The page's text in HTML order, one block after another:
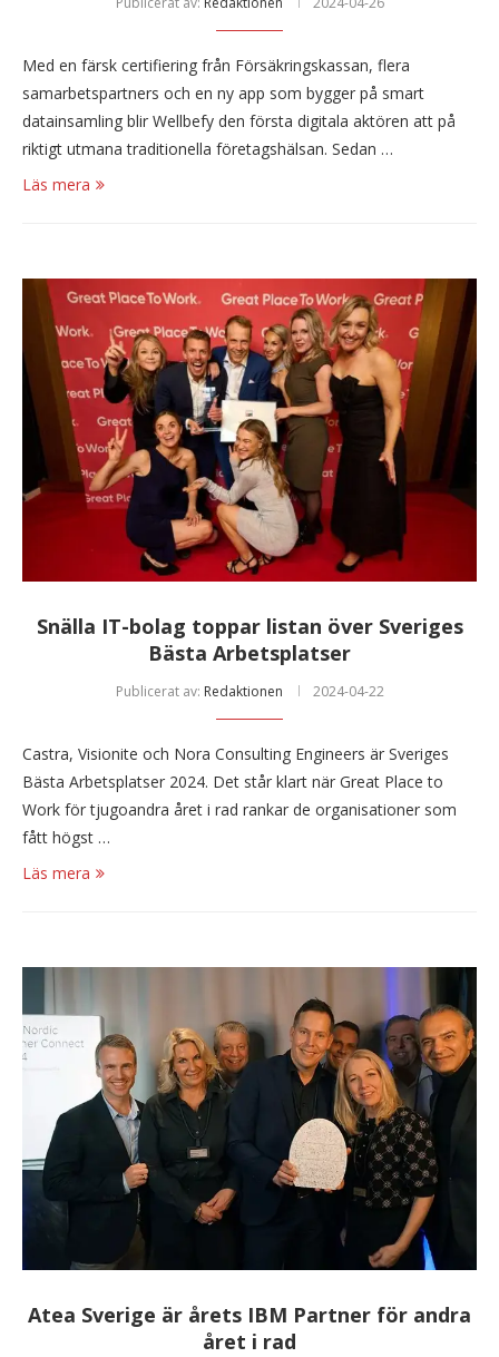
Med en färsk certifiering från Försäkringskassan, flera
samarbetspartners och en ny app som bygger på smart
datainsamling blir Wellbefy den första digitala aktören att på
riktigt utmana traditionella företagshälsan. Sedan …
Läs mera
Snälla IT-bolag toppar listan över Sveriges
Bästa Arbetsplatser
Publicerat av: Redaktionen 2024-04-22
Castra, Visionite och Nora Consulting Engineers är Sveriges
Bästa Arbetsplatser 2024. Det står klart när Great Place to
Work för tjugoandra året i rad rankar de organisationer som
fått högst …
Läs mera
Atea Sverige är årets IBM Partner för andra
året i rad